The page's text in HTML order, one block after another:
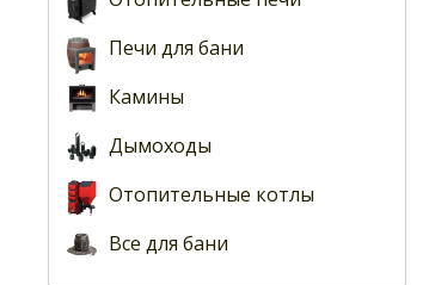
Печи для бани
Камины
Дымоходы
Отопительные котлы
Все для бани